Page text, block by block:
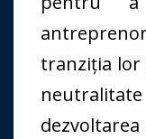
tranziția lor